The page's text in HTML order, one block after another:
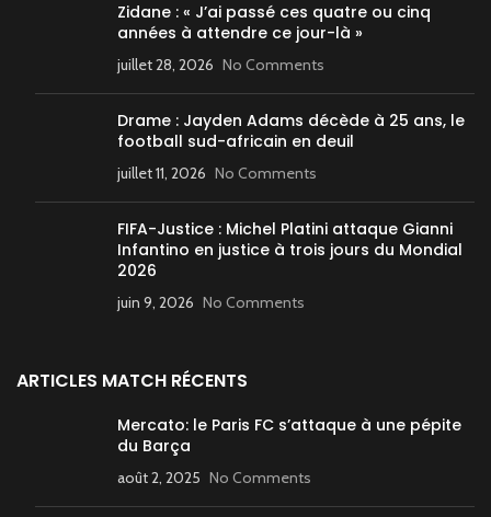
Zidane : « J’ai passé ces quatre ou cinq
années à attendre ce jour-là »
juillet 28, 2026 No Comments
Drame : Jayden Adams décède à 25 ans, le
football sud-africain en deuil
juillet 11, 2026 No Comments
FIFA-Justice : Michel Platini attaque Gianni
Infantino en justice à trois jours du Mondial
2026
juin 9, 2026 No Comments
ARTICLES MATCH RÉCENTS
Mercato: le Paris FC s’attaque à une pépite
du Barça
août 2, 2025 No Comments